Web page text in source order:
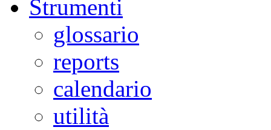
Strumenti
glossario
reports
calendario
utilità